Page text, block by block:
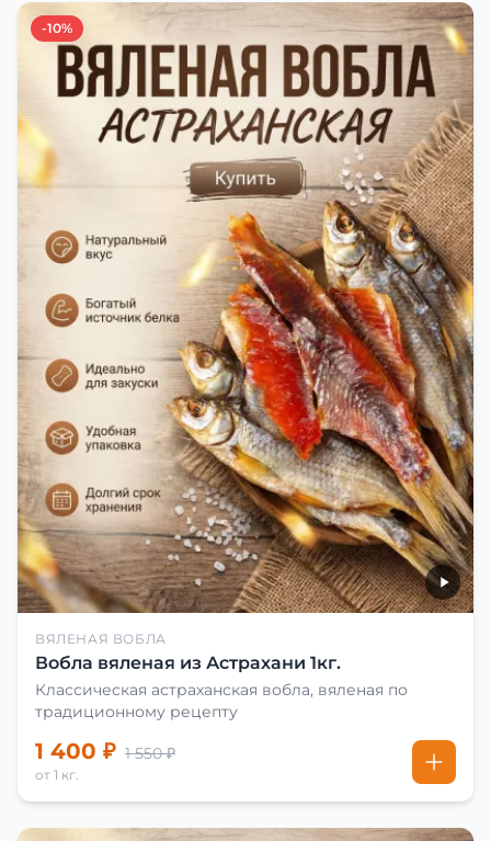
-10%
ВЯЛЕНАЯ ВОБЛА
Вобла вяленая из Астрахани 1кг.
Классическая астраханская вобла, вяленая по
традиционному рецепту
1 400 ₽ 1 550 ₽
от 1 кг.